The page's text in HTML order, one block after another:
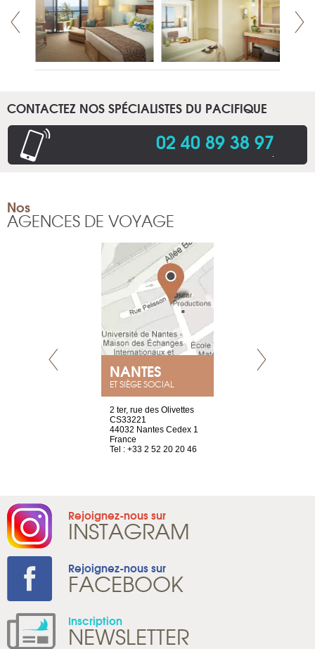
CONTACTEZ NOS SPÉCIALISTES DU PACIFIQUE
02 40 89 38 97.
Nos
AGENCES DE VOYAGE
NANTES
ET SIÈGE SOCIAL
2 ter, rue des Olivettes
CS33221
44032 Nantes Cedex 1
France
Tel : +33 2 52 20 20 46
Rejoignez-nous sur
INSTAGRAM
Rejoignez-nous sur
FACEBOOK
Inscription
NEWSLETTER